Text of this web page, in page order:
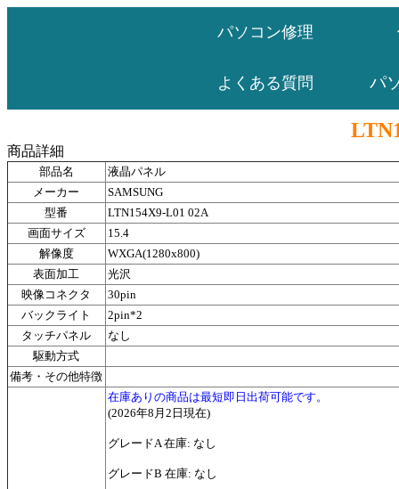
パソコン修理
よくある質問 パ
商品詳細
部品名
液晶パネル
メーカー
SAMSUNG
型番
LTN154X9-L01 02A
画面サイズ
15.4
解像度
WXGA(1280x800)
表面加工
光沢
映像コネクタ
30pin
バックライト
2pin*2
タッチパネル
なし
駆動方式
備考・その他特徴
在庫ありの商品は最短即日出荷可能です。
(2026年8月2日現在)
グレードA 在庫: なし
グレードB 在庫: なし